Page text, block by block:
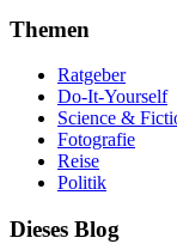
Themen
Ratgeber
Do-It-Yourself
Science &
Fotografie
Reise
Politik
Dieses Blog